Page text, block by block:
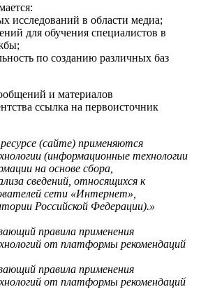
исследований в области медиа;
для обучения специалистов в
по созданию различных баз
и материалов
ссылка на первоисточник
(сайте) применяются
(информационные технологии
на основе сбора,
сведений, относящихся к
сети «Интернет»,
Российской Федерации).»
правила применения
от платформы рекомендаций
правила применения
от платформы рекомендаций